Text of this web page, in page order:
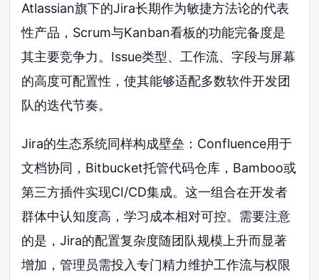
Atlassian旗下的Jira长期作为敏捷方法论的代表
性产品，Scrum与Kanban看板的功能完备度是
其主要竞争力。Issue类型、工作流、字段与屏幕
的高度可配置性，使其能够适配多数软件开发团
队的迭代节奏。
Jira的生态系统同样构成壁垒：Confluence用于
文档协同，Bitbucket托管代码仓库，Bamboo或
第三方插件实现CI/CD集成。这一组合在开发者
群体中认知度高，学习成本相对可控。需要注意
的是，Jira的配置复杂度随团队规模上升而显著
增加，管理员需投入专门精力维护工作流与权限